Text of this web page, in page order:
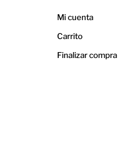
Mi cuenta
Carrito
Finalizar compra